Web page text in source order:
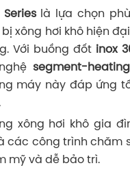
là lựa chọn
xông hơi khô hiện
Với buồng đốt inox
segment-heating
máy này đáp ứng
xông hơi khô gia
các công trình chăm
mỹ và dễ bảo trì.